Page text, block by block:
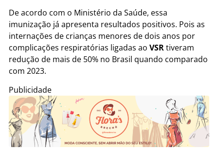
De acordo com o Ministério da Saúde, essa
imunização já apresenta resultados positivos. Pois as
internações de crianças menores de dois anos por
complicações respiratórias ligadas ao VSRtiveram
redução de mais de 50% no Brasil quando comparado
com 2023.
Publicidade